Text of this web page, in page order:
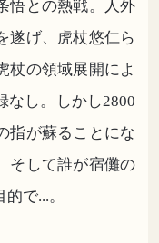
悟との熱戦。人外
遂げ、虎杖悠仁ら
杖の領域展開によ
なし。しかし2800
指が蘇ることにな
そして誰が宿儺の
で...。